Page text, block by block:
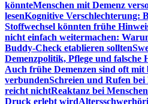
könnteMenschen mit Demenz
lesenKognitive Verschlechterung:
Stoffwechsel könnten frühe
nicht einfach weitermachen:
Buddy-Check etablieren sollten
Demenzpolitik, Pflege und falsche
Auch frühe Demenzen sind oft mit
verbundenSchreien und Rufen
reicht nichtReaktanz bei
Druck erlebt wird